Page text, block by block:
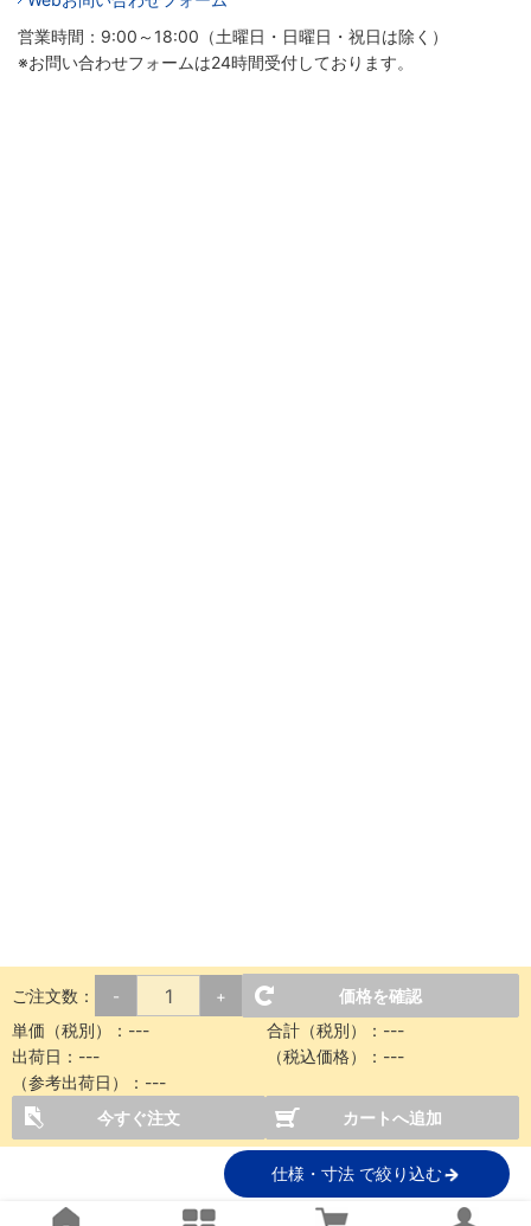
営業時間：9:00～18:00（土曜日・日曜日・祝日は除く）
※お問い合わせフォームは24時間受付しております。
ご注文数： - +
価格を確認
単価（税別）： --- 合計（税別）： ---
出荷日： --- （税込価格）： ---
（参考出荷日）： ---
今すぐ注文
カートへ追加
仕様・寸法 で絞り込む